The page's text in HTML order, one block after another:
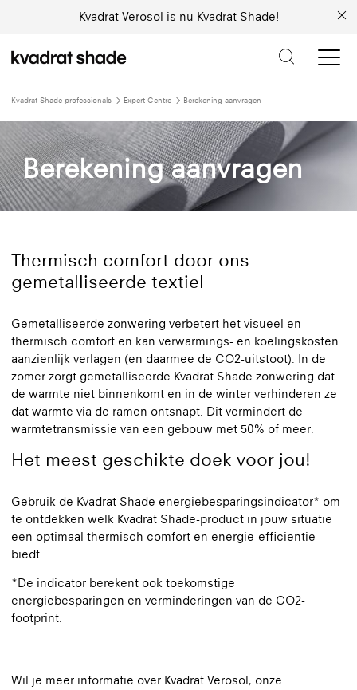
Kvadrat Verosol is nu Kvadrat Shade!
Kvadrat Shade professionals Expert Centre Berekening aanvragen
Berekening aanvragen
Thermisch comfort door ons
gemetalliseerde textiel
Gemetalliseerde zonwering verbetert het visueel en
thermisch comfort en kan verwarmings- en koelingskosten
aanzienlijk verlagen (en daarmee de CO2-uitstoot). In de
zomer zorgt gemetalliseerde Kvadrat Shade zonwering dat
de warmte niet binnenkomt en in de winter verhinderen ze
dat warmte via de ramen ontsnapt. Dit vermindert de
warmtetransmissie van een gebouw met 50% of meer.
Het meest geschikte doek voor jou!
Gebruik de Kvadrat Shade energiebesparingsindicator* om
te ontdekken welk Kvadrat Shade-product in jouw situatie
een optimaal thermisch comfort en energie-efficiëntie
biedt.
*De indicator berekent ook toekomstige
energiebesparingen en verminderingen van de CO2-
footprint.
Wil je meer informatie over Kvadrat Verosol, onze